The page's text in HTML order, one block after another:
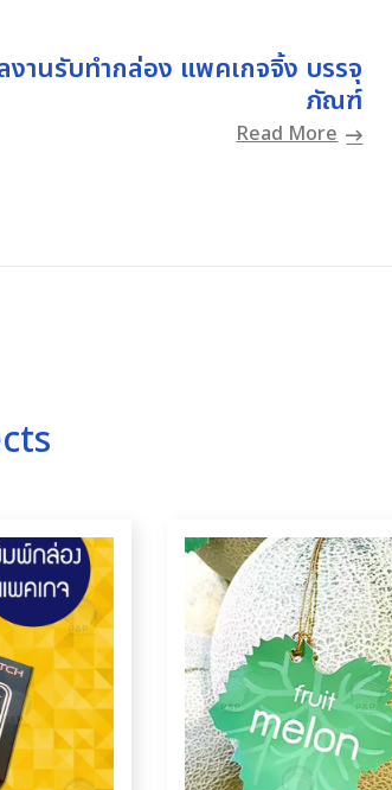
งานรับทำกล่อง แพคเกจจิ้ง บรรจุ
ภัณฑ์
Read More